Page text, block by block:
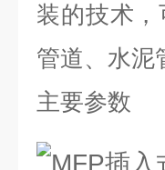
装的技术
管道、水泥
主要参数